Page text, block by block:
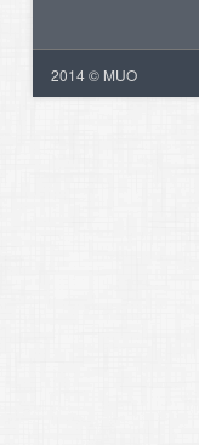
2014 © MUO